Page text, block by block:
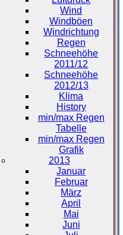
Wind
Windböen
Windrichtung
Regen
Schneehöhe
2011/12
Schneehöhe
2012/13
Klima
History
min/max Regen
Tabelle
min/max Regen
Grafik
2013
Januar
Februar
März
April
Mai
Juni